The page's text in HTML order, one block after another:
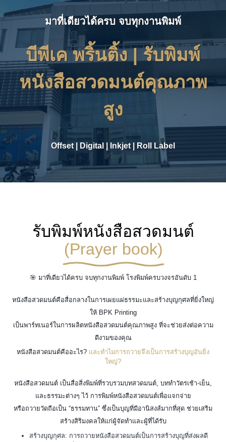
มาที่เดียวได้ครบ จบทุกงานพิมพ์
บีพีเค พริ้นติ้ง | รับพิมพ์
หนังสือสวดมนต์คุณภาพ
สูง
Offset| Digital Inkjet| Roll Label
รับพิมพ์หนังสือสวดมนต์
(Prayer book)
🎯 มาที่เดียวได้ครบ จบทุกงานพิมพ์ โรงพิมพ์ครบวงจรอันดับ 1
หนังสือสวดมนต์คือสื่อกลางในการเผยแผ่ธรรมะและสร้างบุญกุศลที่ยิ่งใหญ่
ให้ BPK Printing
เป็นพาร์ทเนอร์ในการผลิตหนังสือสวดมนต์คุณภาพสูง ที่จะช่วยส่งต่อความ
ดีงามของคุณ
หนังสือสวดมนต์คืออะไร? และทำไมการถวายจึงเป็นการสร้างบุญอันยิ่ง
ใหญ่?
หนังสือสวดมนต์ เป็นสื่อสิ่งพิมพ์ที่รวบรวมบทสวดมนต์, บททำวัตรเช้า-เย็น,
และธรรมะต่างๆ ไว้ การพิมพ์หนังสือสวดมนต์เพื่อแจกจ่าย
หรือถวายวัดถือเป็น “ธรรมทาน” ซึ่งเป็นบุญที่มีอานิสงส์มากที่สุด ช่วยเสริม
สร้างสิริมงคลให้แก่ผู้จัดทำและผู้ที่ได้รับ
สร้างบุญกุศล: การถวายหนังสือสวดมนต์เป็นการสร้างบุญที่ส่งผลดี